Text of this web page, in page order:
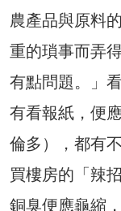
農產品與原料
重的瑣事而弄
有點問題。」
有看報紙，便
倫多），都有
買樓房的「辣
銅臭便應龜縮